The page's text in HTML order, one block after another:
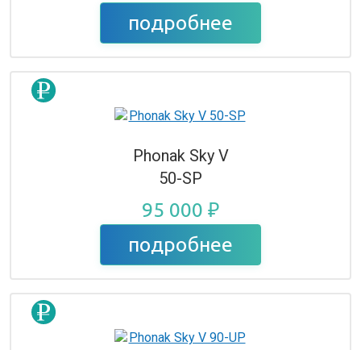
подробнее
Phonak Sky V
50-SP
95 000 ₽
подробнее